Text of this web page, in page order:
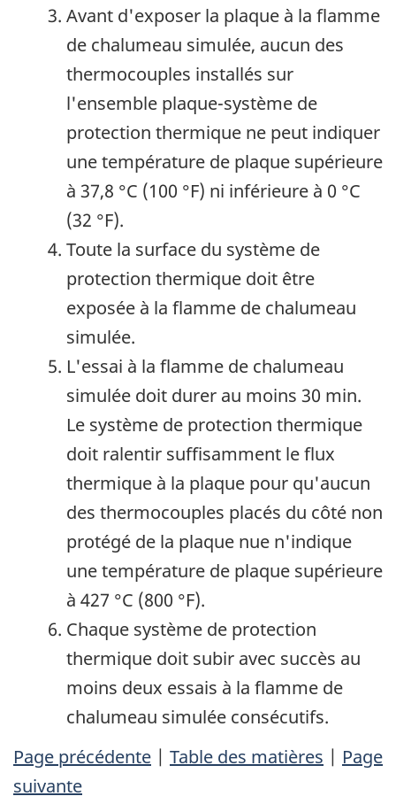
Avant d'exposer la plaque à la flamme
de chalumeau simulée, aucun des
thermocouples installés sur
l'ensemble plaque-système de
protection thermique ne peut indiquer
une température de plaque supérieure
à 37,8 °C (100 °F) ni inférieure à 0 °C
(32 °F).
Toute la surface du système de
protection thermique doit être
exposée à la flamme de chalumeau
simulée.
L'essai à la flamme de chalumeau
simulée doit durer au moins 30 min.
Le système de protection thermique
doit ralentir suffisamment le flux
thermique à la plaque pour qu'aucun
des thermocouples placés du côté non
protégé de la plaque nue n'indique
une température de plaque supérieure
à 427 °C (800 °F).
Chaque système de protection
thermique doit subir avec succès au
moins deux essais à la flamme de
chalumeau simulée consécutifs.
Page précédente | Table des matières | Page
suivante